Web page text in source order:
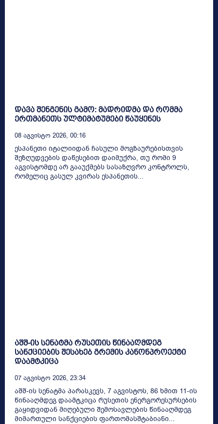
დავა შენგენის გამო: მადრიდმა და რომმა
ერთმანეთს ულტიმატუმები წაუყენეს
08 Აგვისტო 2026, 00:16
ესპანეთი იტალიიდან ჩასული მოგზაურებისთვის
შეზღუდვების დაწესებით დაიმუქრა, თუ რომი 9
აგვისტომდე არ გააუქმებს სასაზღვრო კონტროლს,
რომელიც გასულ კვირას ესპანეთის...
აშშ-ის სენატმა რუსეთის წინააღმდეგ
სანქციების შესახებ გრემის კანონპროექტი
დაამტკიცა
07 Აგვისტო 2026, 23:34
აშშ-ის სენატმა პარასკევს, 7 აგვისტოს, 86 ხმით 11-ის
წინააღმდეგ დაამტკიცა რუსეთის ენერგორესურსების
გაყიდვიდან მიღებული შემოსავლების წინააღმდეგ
მიმართული სანქციების ფართომასშტაბიანი...